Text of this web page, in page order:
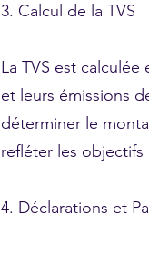
3. Calcul de la TVS
La TVS est
et leurs émissions
déterminer le
refléter les
4. Déclarations et